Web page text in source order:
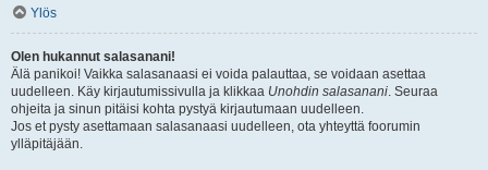
Ylös
Olen hukannut salasanani!
Älä panikoi! Vaikka salasanaasi ei voida palauttaa, se voidaan asettaa
uudelleen. Käy kirjautumissivulla ja klikkaa Unohdin salasanani. Seuraa
ohjeita ja sinun pitäisi kohta pystyä kirjautumaan uudelleen.
Jos et pysty asettamaan salasanaasi uudelleen, ota yhteyttä foorumin
ylläpitäjään.